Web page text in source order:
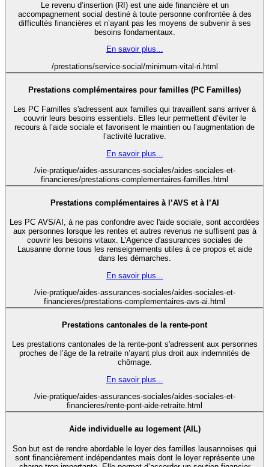
Le revenu d’insertion (RI) est une aide financière et un
accompagnement social destiné à toute personne confrontée à des
difficultés financières et n’ayant pas les moyens de subvenir à ses
besoins fondamentaux.
En savoir plus...
/prestations/service-social/minimum-vital-ri.html
Prestations complémentaires pour familles (PC Familles)
Les PC Familles s'adressent aux familles qui travaillent sans arriver à
couvrir leurs besoins essentiels. Elles leur permettent d’éviter le
recours à l’aide sociale et favorisent le maintien ou l’augmentation de
l’activité lucrative.
En savoir plus...
/vie-pratique/aides-assurances-sociales/aides-sociales-et-
financieres/prestations-complementaires-familles.html
Prestations complémentaires à l’AVS et à l’AI
Les PC AVS/AI, à ne pas confondre avec l'aide sociale, sont accordées
aux personnes lorsque les rentes et autres revenus ne suffisent pas à
couvrir les besoins vitaux. L'Agence d'assurances sociales de
Lausanne donne tous les renseignements utiles à ce propos et aide
dans les démarches.
En savoir plus...
/vie-pratique/aides-assurances-sociales/aides-sociales-et-
financieres/prestations-complementaires-avs-ai.html
Prestations cantonales de la rente-pont
Les prestations cantonales de la rente-pont s'adressent aux personnes
proches de l’âge de la retraite n’ayant plus droit aux indemnités de
chômage.
En savoir plus...
/vie-pratique/aides-assurances-sociales/aides-sociales-et-
financieres/rente-pont-aide-retraite.html
Aide individuelle au logement (AIL)
Son but est de rendre abordable le loyer des familles lausannoises qui
sont financièrement indépendantes mais dont le loyer représente une